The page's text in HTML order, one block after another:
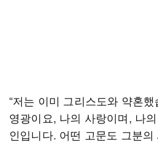
“저는 이미 그리스도와 약혼
영광이요, 나의 사랑이며, 나
인입니다. 어떤 고문도 그분